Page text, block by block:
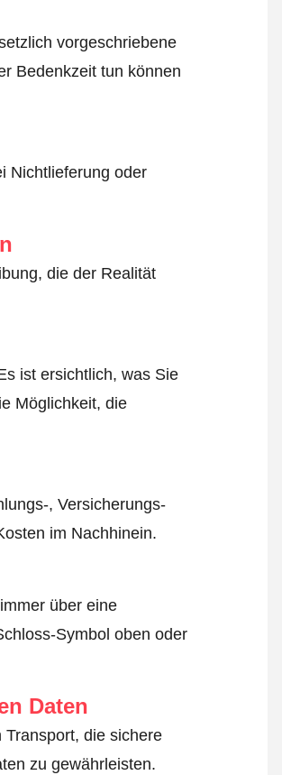
vorgeschriebene
Bedenkzeit tun können
Nichtlieferung oder
die der Realität
ist ersichtlich, was Sie
Möglichkeit, die
, Versicherungs-
im Nachhinein.
über eine
Symbol oben oder
Daten
die sichere
zu gewährleisten.